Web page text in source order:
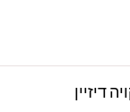
דיזיין